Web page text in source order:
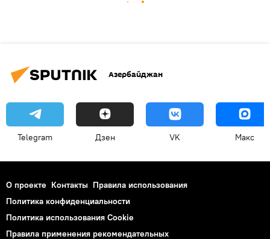
Азербайджан
Telegram Дзен VK Макс
О проекте Контакты Правила использования
Политика конфиденциальности
Политика использования Cookie
Правила применения рекомендательных